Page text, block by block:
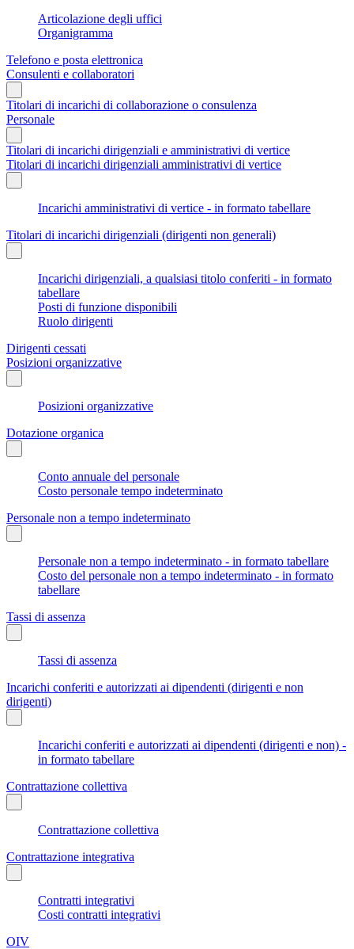
Articolazione degli uffici
Organigramma
Telefono e posta elettronica
Consulenti e collaboratori
Titolari di incarichi di collaborazione o consulenza
Personale
Titolari di incarichi dirigenziali e amministrativi di vertice
Titolari di incarichi dirigenziali amministrativi di vertice
Incarichi amministrativi di vertice - in formato tabellare
Titolari di incarichi dirigenziali (dirigenti non generali)
Incarichi dirigenziali, a qualsiasi titolo conferiti - in formato
tabellare
Posti di funzione disponibili
Ruolo dirigenti
Dirigenti cessati
Posizioni organizzative
Posizioni organizzative
Dotazione organica
Conto annuale del personale
Costo personale tempo indeterminato
Personale non a tempo indeterminato
Personale non a tempo indeterminato - in formato tabellare
Costo del personale non a tempo indeterminato - in formato
tabellare
Tassi di assenza
Tassi di assenza
Incarichi conferiti e autorizzati ai dipendenti (dirigenti e non
dirigenti)
Incarichi conferiti e autorizzati ai dipendenti (dirigenti e non) -
in formato tabellare
Contrattazione collettiva
Contrattazione collettiva
Contrattazione integrativa
Contratti integrativi
Costi contratti integrativi
OIV